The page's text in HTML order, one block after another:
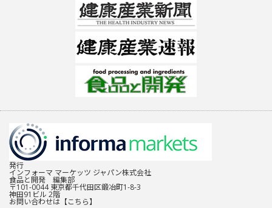
発行
インフォーマ マーケッツ ジャパン株式会社
食品と開発 編集部
〒101-0044 東京都千代田区鍛冶町1-8-3
神田91ビル 2階
お問い合わせは 【こちら】